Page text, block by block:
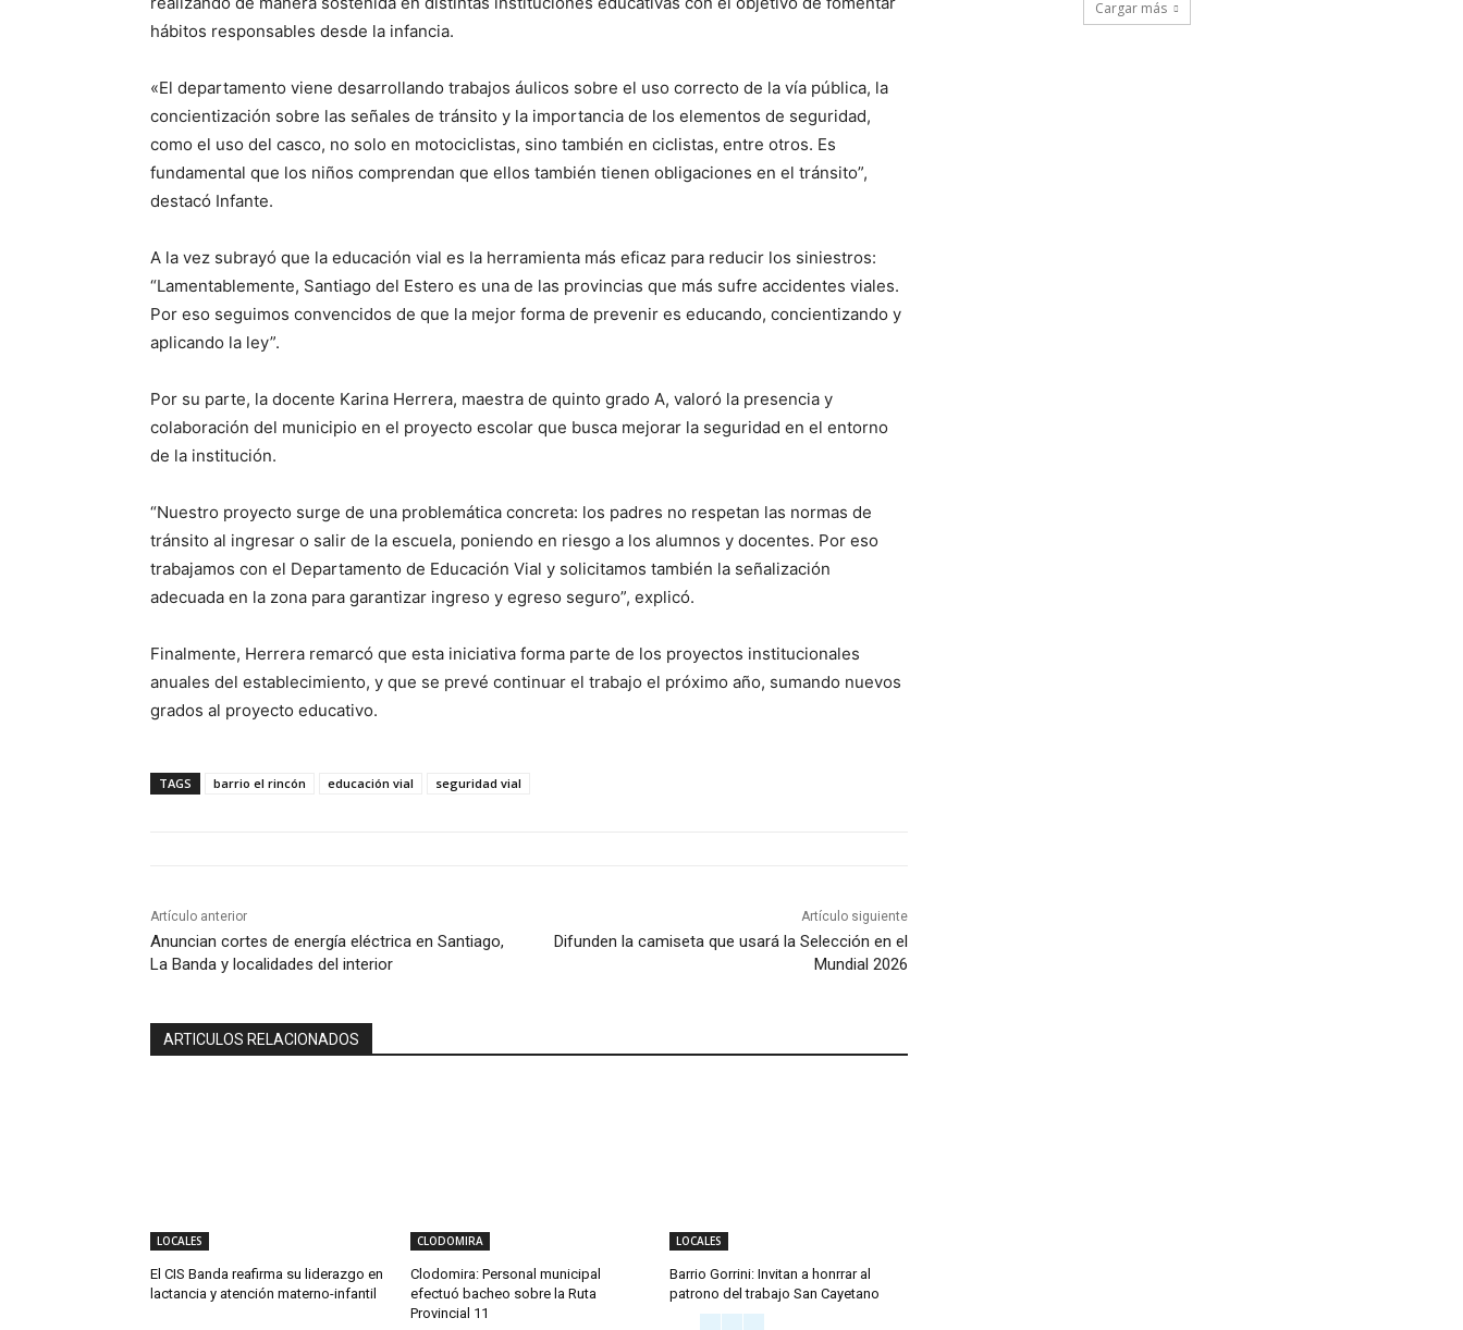
hábitos responsables desde la infancia.
«El departamento viene desarrollando trabajos áulicos sobre el uso correcto de la vía pública, la
concientización sobre las señales de tránsito y la importancia de los elementos de seguridad,
como el uso del casco, no solo en motociclistas, sino también en ciclistas, entre otros. Es
fundamental que los niños comprendan que ellos también tienen obligaciones en el tránsito”,
destacó Infante.
A la vez subrayó que la educación vial es la herramienta más eficaz para reducir los siniestros:
“Lamentablemente, Santiago del Estero es una de las provincias que más sufre accidentes viales.
Por eso seguimos convencidos de que la mejor forma de prevenir es educando, concientizando y
aplicando la ley”.
Por su parte, la docente Karina Herrera, maestra de quinto grado A, valoró la presencia y
colaboración del municipio en el proyecto escolar que busca mejorar la seguridad en el entorno
de la institución.
“Nuestro proyecto surge de una problemática concreta: los padres no respetan las normas de
tránsito al ingresar o salir de la escuela, poniendo en riesgo a los alumnos y docentes. Por eso
trabajamos con el Departamento de Educación Vial y solicitamos también la señalización
adecuada en la zona para garantizar ingreso y egreso seguro”, explicó.
Finalmente, Herrera remarcó que esta iniciativa forma parte de los proyectos institucionales
anuales del establecimiento, y que se prevé continuar el trabajo el próximo año, sumando nuevos
grados al proyecto educativo.
TAGS barrio el rincón educación vial seguridad vial
Artículo anterior
Anuncian cortes de energía eléctrica en Santiago,
La Banda y localidades del interior
Artículo siguiente
Difunden la camiseta que usará la Selección en el
Mundial 2026
ARTICULOS RELACIONADOS
LOCALES
El CIS Banda reafirma su liderazgo en
lactancia y atención materno-infantil
CLODOMIRA
Clodomira: Personal municipal
efectuó bacheo sobre la Ruta
Provincial 11
LOCALES
Barrio Gorrini: Invitan a honrrar al
patrono del trabajo San Cayetano
Cargar más